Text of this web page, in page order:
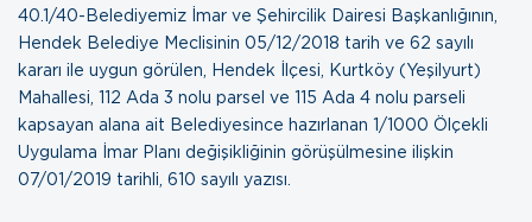
40.1/40-Belediyemiz İmar ve Şehircilik Dairesi Başkanlığının,
Hendek Belediye Meclisinin 05/12/2018 tarih ve 62 sayılı
kararı ile uygun görülen, Hendek İlçesi, Kurtköy (Yeşilyurt)
Mahallesi, 112 Ada 3 nolu parsel ve 115 Ada 4 nolu parseli
kapsayan alana ait Belediyesince hazırlanan 1/1000 Ölçekli
Uygulama İmar Planı değişikliğinin görüşülmesine ilişkin
07/01/2019 tarihli, 610 sayılı yazısı